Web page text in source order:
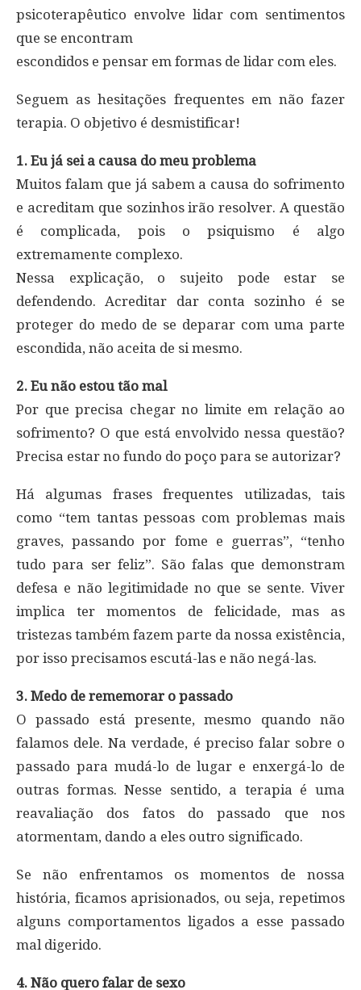
psicoterapêutico envolve lidar com sentimentos
que se encontram
escondidos e pensar em formas de lidar com eles.
Seguem as hesitações frequentes em não fazer
terapia. O objetivo é desmistificar!
1. Eu já sei a causa do meu problema
Muitos falam que já sabem a causa do sofrimento
e acreditam que sozinhos irão resolver. A questão
é complicada, pois o psiquismo é algo
extremamente complexo.
Nessa explicação, o sujeito pode estar se
defendendo. Acreditar dar conta sozinho é se
proteger do medo de se deparar com uma parte
escondida, não aceita de si mesmo.
2. Eu não estou tão mal
Por que precisa chegar no limite em relação ao
sofrimento? O que está envolvido nessa questão?
Precisa estar no fundo do poço para se autorizar?
Há algumas frases frequentes utilizadas, tais
como “tem tantas pessoas com problemas mais
graves, passando por fome e guerras”, “tenho
tudo para ser feliz”. São falas que demonstram
defesa e não legitimidade no que se sente. Viver
implica ter momentos de felicidade, mas as
tristezas também fazem parte da nossa existência,
por isso precisamos escutá-las e não negá-las.
3. Medo de rememorar o passado
O passado está presente, mesmo quando não
falamos dele. Na verdade, é preciso falar sobre o
passado para mudá-lo de lugar e enxergá-lo de
outras formas. Nesse sentido, a terapia é uma
reavaliação dos fatos do passado que nos
atormentam, dando a eles outro significado.
Se não enfrentamos os momentos de nossa
história, ficamos aprisionados, ou seja, repetimos
alguns comportamentos ligados a esse passado
mal digerido.
4. Não quero falar de sexo